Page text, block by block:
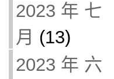
2023 年 七
月 (13)
2023 年 六